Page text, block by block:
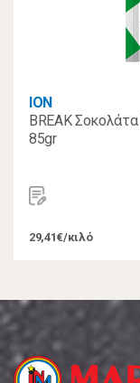
ΙΟΝ
BREAK
85gr
29,41€/κιλό